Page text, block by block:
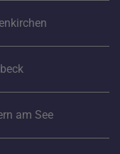
am See